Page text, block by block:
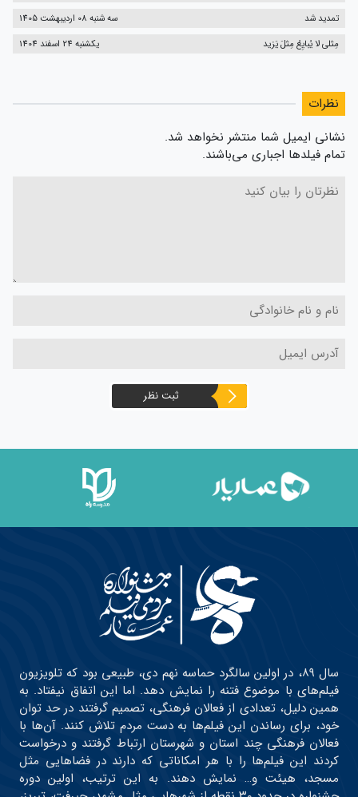
سال ۸۹، در اولین سالگرد حماسه نهم دی، طبیعی بود که تلویزیون
فیلم‌های با موضوع فتنه را نمایش دهد. اما این اتفاق نیفتاد. به
همین دلیل، تعدادی از فعالان فرهنگی، تصمیم گرفتند در حد توان
خود، برای رساندن این فیلم‌ها به دست مردم تلاش کنند. آن‌ها با
کردند این فیلم‌ها را با هر امکاناتی که دارند در فضاهایی مثل
مسجد، هیئت و… نمایش دهند. به این ترتیب، اولین دوره
جشنواره در حدود ۳۰ نقطه از شهرهایی مثل مشهد، جیرفت، تبریز،
تهران و… به صورت مردمی برگزار شد و حدود ۱۹ اثر اکران شدند. با
توجه به اینکه این حرکت، ادای تکلیفی به ندای «أین عمار» رهبری
مدل برگزاری یک جشنواره متفاوت، از این تجربه اقتباس شد و
دبیرخانه دائمی جشنواره شکل گرفت.
سوالات متداول
ما را دنبال کنید